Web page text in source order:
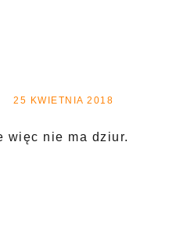
25 KWIETNIA 2018
więc nie ma dziur.